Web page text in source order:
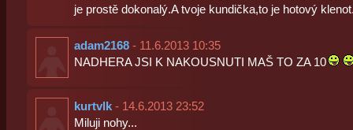
je prostě dokonalý.A tvoje kundička,to je hotový
adam2168- 11.6.2013 10:35
NADHERA JSI K NAKOUSNUTI MAŠ TO ZA 10
kurtvlk- 14.6.2013 23:52
Miluji nohy...